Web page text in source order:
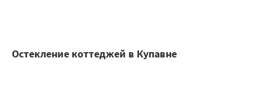
Остекление коттеджей в Купавне